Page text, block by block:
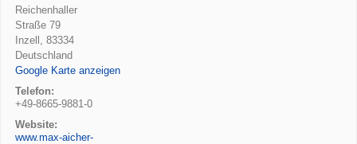
Reichenhaller
Straße 79
Inzell 83334
Deutschland
Google Karte anzeigen
Telefon:
+49-8665-9881-0
Website:
www.max-aicher-